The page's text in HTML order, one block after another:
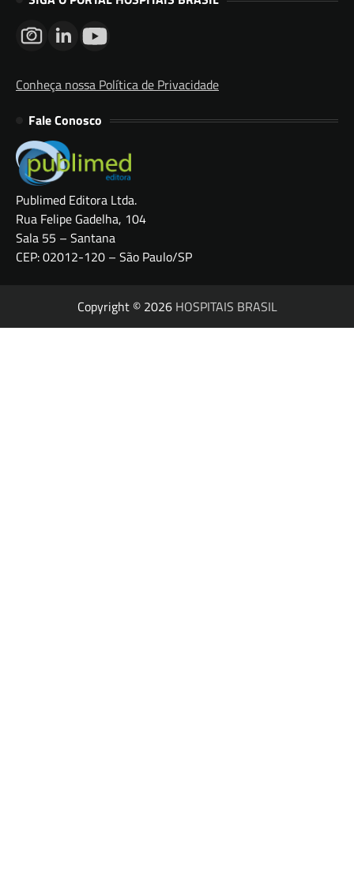
Conheça nossa Política de Privacidade
Fale Conosco
Publimed Editora Ltda.
Rua Felipe Gadelha, 104
Sala 55 – Santana
CEP: 02012-120 – São Paulo/SP
Copyright © 2026 HOSPITAIS BRASIL